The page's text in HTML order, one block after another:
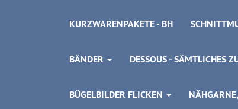
KURZWARENPAKETE - BH
BÄNDER DESSOUS - SÄMTLICHES
BÜGELBILDER FLICKEN